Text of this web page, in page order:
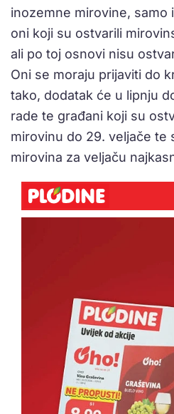
inozemne mirovine, samo
oni koji su ostvarili
ali po toj osnovi nisu
Oni se moraju prijaviti do
tako, dodatak će u lipnju
rade te građani koji su
mirovinu do 29. veljače te
mirovina za veljaču